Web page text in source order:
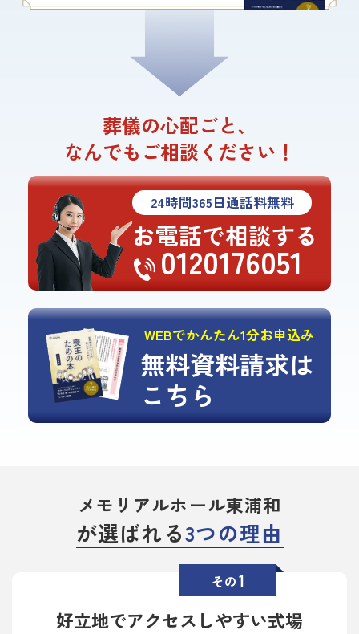
葬儀の心配ごと、
なんでもご相談ください！
24時間365日通話料無料
お電話で相談する
0120176051
WEBでかんたん1分お申込み
無料資料請求は
こちら
メモリアルホール東浦和
が選ばれる3つの理由
その1
好立地でアクセスしやすい式場